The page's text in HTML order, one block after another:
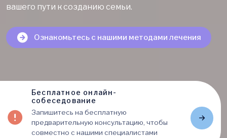
вашего пути к созданию семьи.
Ознакомьтесь с нашими методами лечения
Бесплатное онлайн-
собеседование
Запишитесь на бесплатную
предварительную консультацию, чтобы
совместно с нашими специалистами